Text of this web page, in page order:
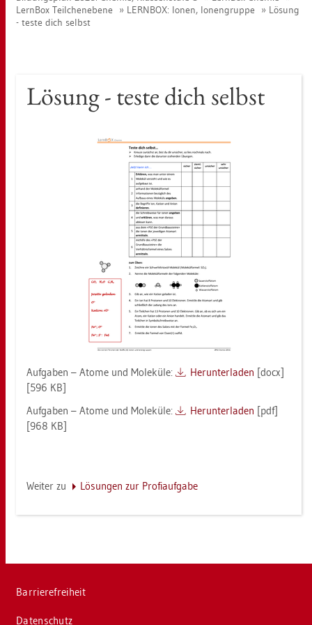
Lern­Box Teil­chen­ebe­ne
LERN­BOX: Ionen, Io­nen­grup­pe
Lö­sung
- teste dich selbst
Lö­sung - teste dich selbst
Auf­ga­ben – Atome und Mo­le­kü­le: Her­un­ter­la­den [docx]
[596 KB]
Auf­ga­ben – Atome und Mo­le­kü­le:
Her­un­ter­la­den [pdf]
[968 KB]
Wei­ter zu Lö­sun­gen zur Pro­fi­auf­ga­be
Bar­rie­re­frei­heit
Da­ten­schutz